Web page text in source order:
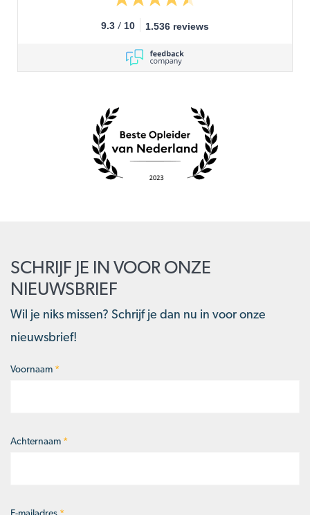
9.3 / 10 1.536 reviews
SCHRIJF JE IN VOOR ONZE
NIEUWSBRIEF
Wil je niks missen? Schrijf je dan nu in voor onze
nieuwsbrief!
Naam*
Voornaam *
Achternaam *